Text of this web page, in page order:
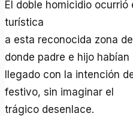
El doble homicidio
turística
a esta reconocida zona
donde padre e hijo habían
llegado con la intención
festivo, sin imaginar el
trágico desenlace.